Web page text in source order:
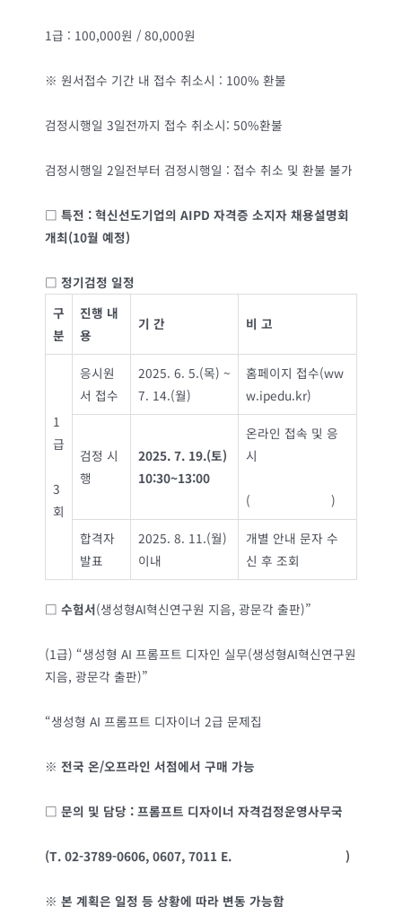
1급 : 100,000원 / 80,000원
※ 원서접수 기간 내 접수 취소시 : 100% 환불
검정시행일 3일전까지 접수 취소시: 50%환불
검정시행일 2일전부터 검정시행일 : 접수 취소 및 환불 불가
□ 특전 : 혁신선도기업의 AIPD 자격증 소지자 채용설명회
개최(10월 예정)
□ 정기검정 일정
구
분
진행 내
용
기 간 비 고
1
급
3
회
응시원
서 접수
2025. 6. 5.(목) ~
7. 14.(월)
홈페이지 접수(ww
w.ipedu.kr)
검정 시
행
2025. 7. 19.(토)
10:30~13:00
온라인 접속 및 응
시
( )
합격자
발표
2025. 8. 11.(월)
이내
개별 안내 문자 수
신 후 조회
□ 수험서(생성형AI혁신연구원 지음, 광문각 출판)”
(1급) “생성형 AI 프롬프트 디자인 실무(생성형AI혁신연구원
지음, 광문각 출판)”
“생성형 AI 프롬프트 디자이너 2급 문제집
※ 전국 온/오프라인 서점에서 구매 가능
□ 문의 및 담당 : 프롬프트 디자이너 자격검정운영사무국
(T. 02-3789-0606, 0607, 7011 E. )
※ 본 계획은 일정 등 상황에 따라 변동 가능함